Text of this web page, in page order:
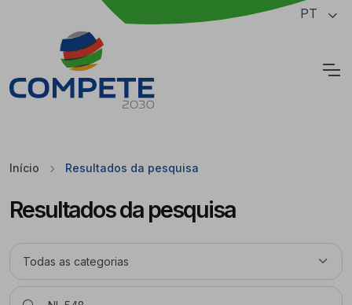
Saltar para o conteúdo principal da página PT
Início Resultados da pesquisa
Resultados da pesquisa